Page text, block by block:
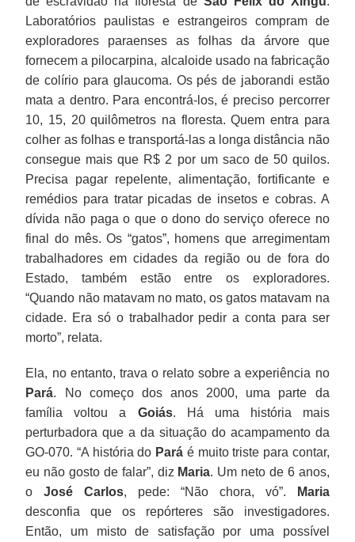
Laboratórios paulistas e estrangeiros compram de
exploradores paraenses as folhas da árvore que
fornecem a pilocarpina, alcaloide usado na fabricação
de colírio para glaucoma. Os pés de jaborandi estão
mata a dentro. Para encontrá-los, é preciso percorrer
10, 15, 20 quilômetros na floresta. Quem entra para
colher as folhas e transportá-las a longa distância não
consegue mais que R$ 2 por um saco de 50 quilos.
Precisa pagar repelente, alimentação, fortificante e
remédios para tratar picadas de insetos e cobras. A
dívida não paga o que o dono do serviço oferece no
final do mês. Os “gatos”, homens que arregimentam
trabalhadores em cidades da região ou de fora do
Estado, também estão entre os exploradores.
“Quando não matavam no mato, os gatos matavam na
cidade. Era só o trabalhador pedir a conta para ser
morto”, relata.
Ela, no entanto, trava o relato sobre a experiência no
Pará. No começo dos anos 2000, uma parte da
família voltou a Goiás. Há uma história mais
perturbadora que a da situação do acampamento da
GO-070. “A história do Pará é muito triste para contar,
eu não gosto de falar”, diz Maria. Um neto de 6 anos,
oJosé Carlos, pede: “Não chora, vó”.
Maria
desconfia que os repórteres são investigadores.
Então, um misto de satisfação por uma possível